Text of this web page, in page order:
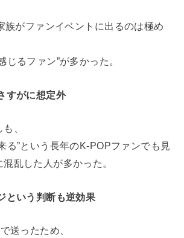
族がファンイベントに出るのは極め
じるファン”が多かった。
すがに想定外
、
る”という長年のK-POPファンでも見
乱した人が多かった。
という判断も逆効果
送ったため、